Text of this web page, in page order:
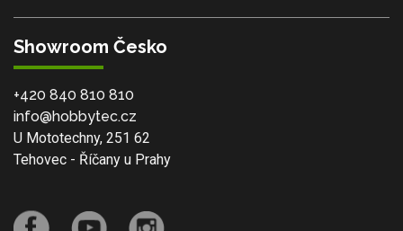
Showroom Česko
+420 840 810 810
info@hobbytec.cz
U Mototechny, 251 62
Tehovec - Říčany u Prahy